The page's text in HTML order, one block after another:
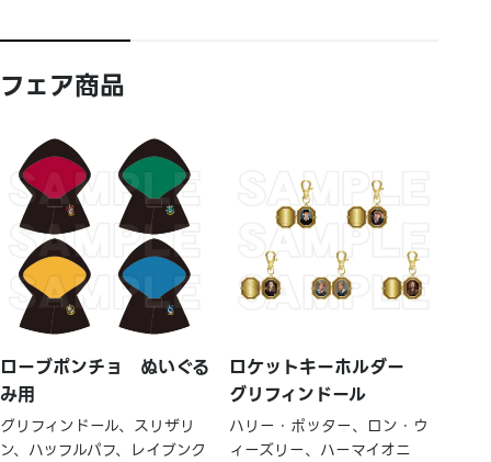
フェア商品
ローブポンチョ ぬいぐる
み用
グリフィンドール、スリザリ
ン、ハッフルパフ、レイブンク
ロケットキーホルダー
グリフィンドール
ハリー・ポッター、ロン・ウ
ィーズリー、ハーマイオニ